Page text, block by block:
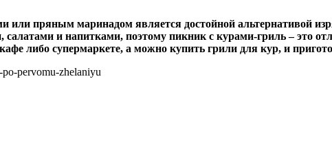
или пряным маринадом является достойной альтернативой
и напитками, поэтому пикник с курами-гриль – это
либо супермаркете, а можно купить грили для кур, и